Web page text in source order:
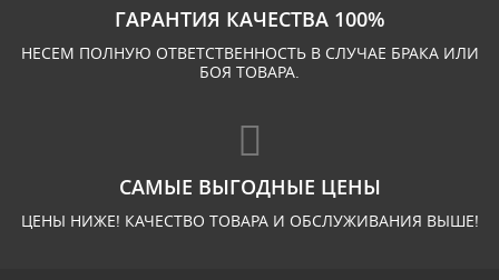
ГАРАНТИЯ КАЧЕСТВА 100%
НЕСЕМ ПОЛНУЮ ОТВЕТСТВЕННОСТЬ В СЛУЧАЕ БРАКА ИЛИ
БОЯ ТОВАРА.
САМЫЕ ВЫГОДНЫЕ ЦЕНЫ
ЦЕНЫ НИЖЕ! КАЧЕСТВО ТОВАРА И ОБСЛУЖИВАНИЯ ВЫШЕ!